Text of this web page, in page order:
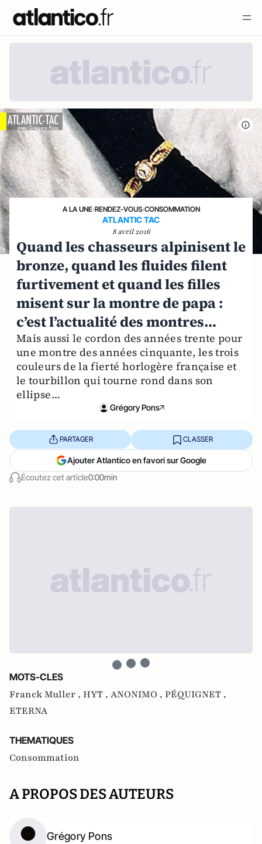
A LA UNE›RENDEZ-VOUS›CONSOMMATION
ATLANTIC TAC
8 avril 2016
Quand les chasseurs alpinisent le
bronze, quand les fluides filent
furtivement et quand les filles
misent sur la montre de papa :
c’est l’actualité des montres…
Mais aussi le cordon des années trente pour
une montre des années cinquante, les trois
couleurs de la fierté horlogère française et
le tourbillon qui tourne rond dans son
ellipse…
Grégory Pons
Écoutez cet article0:00min
PARTAGER CLASSER
Ajouter Atlantico en favori sur Google
MOTS-CLES
Franck Muller , HYT , ANONIMO , PÉQUIGNET ,
ETERNA
THEMATIQUES
Consommation
A PROPOS DES AUTEURS
Grégory Pons